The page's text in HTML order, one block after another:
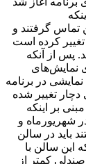
تماس گرفتند و
تغییر کرده است
پس از آنکه
نمایش‌های
در برنامه
دچار تغییر شده
بر اینکه
شهریورماه و
باید در سالن
این سالن با
توجه به تغییراتی که در آن صورت گرفته حدود 40 صندلی کمتر از